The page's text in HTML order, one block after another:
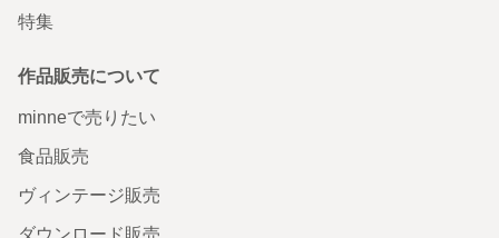
特集
作品販売について
minneで売りたい
食品販売
ヴィンテージ販売
ダウンロード販売